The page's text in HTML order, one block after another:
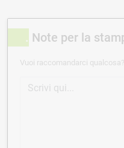
Note per la
Vuoi raccomandarci qualcosa?